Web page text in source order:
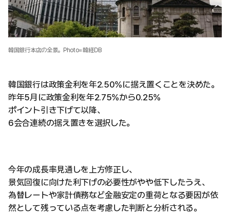
韓国銀行本店の全景。Photo=韓経DB
韓国銀行は政策金利を年2.50%に据え置くことを決めた。
昨年5月に政策金利を年2.75%から0.25%
ポイント引き下げて以降、
6会合連続の据え置きを選択した。
今年の成長率見通しを上方修正し、
景気回復に向けた利下げの必要性がやや低下したうえ、
為替レートや家計債務など金融安定の重荷となる要因が依
然として残っている点を考慮した判断と分析される。